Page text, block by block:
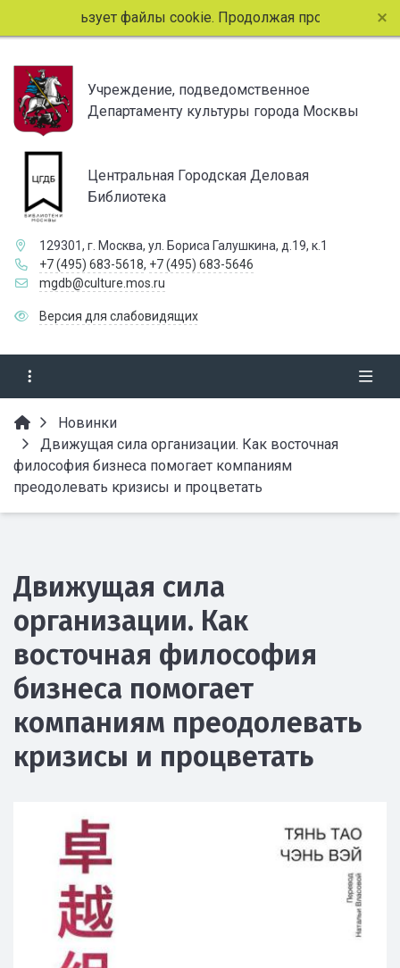
использует файлы cookie. Продолжая просмотр
Учреждение, подведомственное
Департаменту культуры города Москвы
Центральная Городская Деловая
Библиотека
129301, г. Москва, ул. Бориса Галушкина, д.19, к.1
+7 (495) 683-5618, +7 (495) 683-5646
mgdb@culture.mos.ru
Версия для слабовидящих
Новинки
Движущая сила организации. Как восточная
философия бизнеса помогает компаниям
преодолевать кризисы и процветать
Движущая сила
организации. Как
восточная философия
бизнеса помогает
компаниям преодолевать
кризисы и процветать